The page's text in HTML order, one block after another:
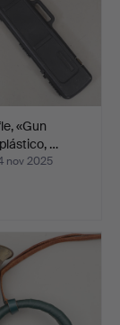
«Gun
…
nov 2025